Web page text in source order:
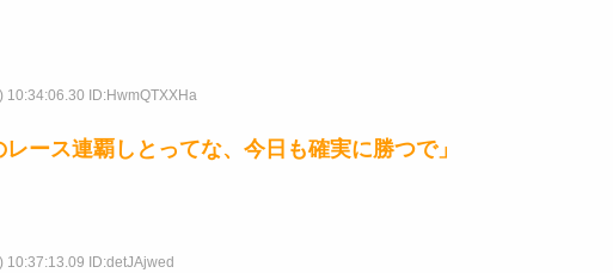
10:34:06.30 ID:HwmQTXXHa
ース連覇しとってな、今日も確実に勝つで」
10:37:13.09 ID:detJAjwed